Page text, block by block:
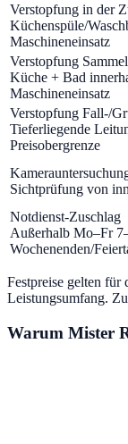
Verstopfung in der
Küchenspüle/
Maschineneinsatz
Verstopfung
Küche + Bad
Maschineneinsatz
Verstopfung Fall-/
Tieferliegende
Preisobergrenze
Sichtprüfung von
Notdienst-Zuschlag
Außerhalb Mo–Fr
Wochenenden/
Festpreise gelten für
Leistungsumfang.
Warum Mister